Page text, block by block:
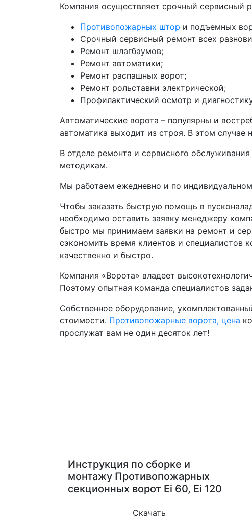
Компания осуществляет срочный сервисный
Противопожарных штор и подъемных
Срочный сервисный ремонт всех
Ремонт шлагбаумов;
Ремонт автоматики;
Ремонт распашных ворот;
Ремонт рольставни электрической;
Профилактический осмотр и
Автоматические ворота – популярны и
автоматика выходит из строя. В этом случае
В отделе ремонта и сервисного
методикам.
Мы работаем ежедневно и по
Чтобы заказать быструю помощь в
необходимо оставить заявку менеджеру
быстро мы принимаем заявки на ремонт и
сэкономить время клиентов и специалистов
качественно и быстро.
Компания «Ворота» владеет
Поэтому опытная команда специалистов
Собственное оборудование,
стоимости. Противопожарные ворота, цена
прослужат вам не один десяток лет!
Инструкция по сборке и
монтажу Противопожарных
секционных ворот Ei 60, Ei 120
Скачать